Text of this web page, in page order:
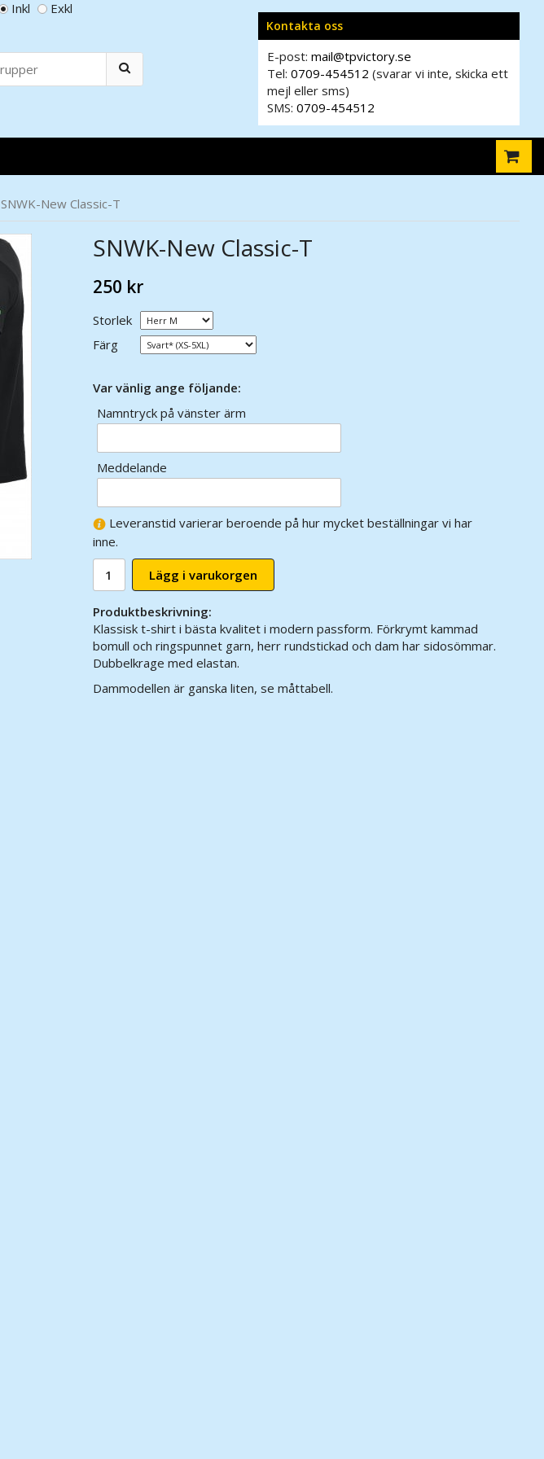
Kontakta oss
E-post: mail@tpvictory.se
Tel: 0709-454512 (svarar vi inte, skicka ett
mejl eller sms)
SMS: 0709-454512
Inkl Exkl
SNWK-New Classic-T
SNWK-New Classic-T
250 kr
Storlek
Färg
Var vänlig ange följande:
Namntryck på vänster ärm
Meddelande
Leveranstid varierar beroende på hur mycket beställningar vi har
inne.
Lägg i varukorgen
Produktbeskrivning:
Klassisk t-shirt i bästa kvalitet i modern passform. Förkrymt kammad
bomull och ringspunnet garn, herr rundstickad och dam har sidosömmar.
Dubbelkrage med elastan.
Dammodellen är ganska liten, se måttabell.